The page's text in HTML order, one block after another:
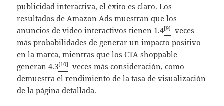
publicidad interactiva, el éxito es claro. Los
resultados de Amazon Ads muestran que los
anuncios de video interactivos tienen 1.4[9] veces
más probabilidades de generar un impacto positivo
en la marca, mientras que los CTA shoppable
generan 4.3[10] veces más consideración, como
demuestra el rendimiento de la tasa de visualización
de la página detallada.